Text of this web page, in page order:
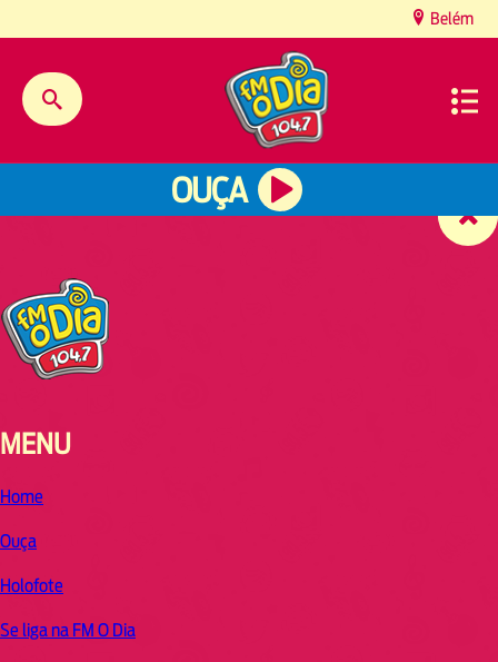
Belém
OUÇA
MENU
Home
Ouça
Holofote
Se liga na FM O Dia